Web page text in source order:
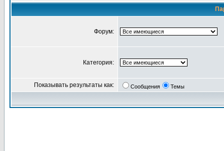
Форум:
Категория:
Показывать результаты как: Сообщения Темы